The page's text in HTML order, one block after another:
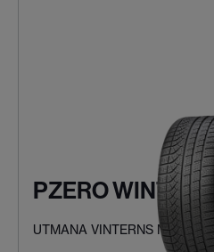
PZERO WINTER
UTMANA VINTERNS NORMER